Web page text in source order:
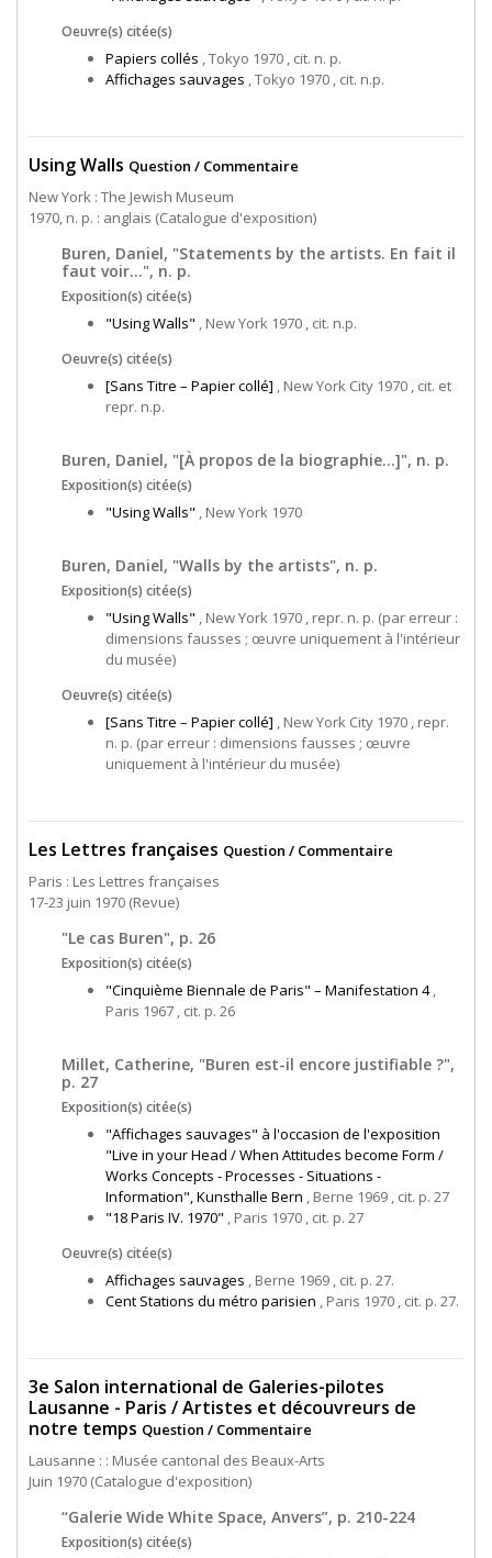
Oeuvre(s) citée(s)
Papiers collés , Tokyo 1970 , cit. n. p.
Affichages sauvages , Tokyo 1970 , cit. n.p.
Using Walls Question / Commentaire
New York : The Jewish Museum
1970, n. p. : anglais (Catalogue d'exposition)
Buren, Daniel, "Statements by the artists. En fait il
faut voir...", n. p.
Exposition(s) citée(s)
"Using Walls" , New York 1970 , cit. n.p.
Oeuvre(s) citée(s)
[Sans Titre – Papier collé] , New York City 1970 , cit. et
repr. n.p.
Buren, Daniel, "[À propos de la biographie...]", n. p.
Exposition(s) citée(s)
"Using Walls" , New York 1970
Buren, Daniel, "Walls by the artists", n. p.
Exposition(s) citée(s)
"Using Walls" , New York 1970 , repr. n. p. (par erreur :
dimensions fausses ; œuvre uniquement à l'intérieur
du musée)
Oeuvre(s) citée(s)
[Sans Titre – Papier collé] , New York City 1970 , repr.
n. p. (par erreur : dimensions fausses ; œuvre
uniquement à l'intérieur du musée)
Les Lettres françaises Question / Commentaire
Paris : Les Lettres françaises
17-23 juin 1970 (Revue)
"Le cas Buren", p. 26
Exposition(s) citée(s)
"Cinquième Biennale de Paris" – Manifestation 4,
Paris 1967 , cit. p. 26
Millet, Catherine, "Buren est-il encore justifiable ?",
p. 27
Exposition(s) citée(s)
"Affichages sauvages" à l'occasion de l'exposition
"Live in your Head / When Attitudes become Form /
Works Concepts - Processes - Situations -
Information", Kunsthalle Bern , Berne 1969 , cit. p. 27
"18 Paris IV. 1970" , Paris 1970 , cit. p. 27
Oeuvre(s) citée(s)
Affichages sauvages , Berne 1969 , cit. p. 27.
Cent Stations du métro parisien , Paris 1970 , cit. p. 27.
3e Salon international de Galeries-pilotes
Lausanne - Paris / Artistes et découvreurs de
notre temps Question / Commentaire
Lausanne : : Musée cantonal des Beaux-Arts
Juin 1970 (Catalogue d'exposition)
“Galerie Wide White Space, Anvers”, p. 210-224
Exposition(s) citée(s)